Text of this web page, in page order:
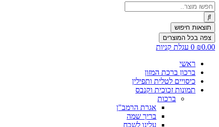
Search
...
תוצאות חיפוש
צפה בכל המוצרים
₪0.00
0 עגלת קניות
ראשי
ברכון ברכת המזון
כיסויים לטלית ותפילין
תמונות זכוכית וקנבס
ברכות
אגרת הרמב"ן
בריך שמה
עלינו לשבח